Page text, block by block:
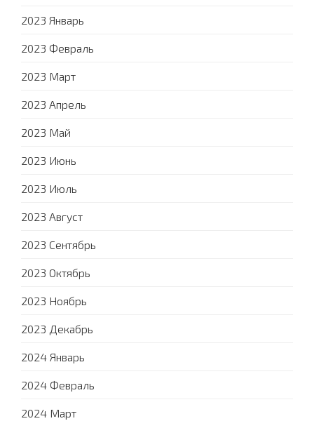
2023 Январь
2023 Февраль
2023 Март
2023 Апрель
2023 Май
2023 Июнь
2023 Июль
2023 Август
2023 Сентябрь
2023 Октябрь
2023 Ноябрь
2023 Декабрь
2024 Январь
2024 Февраль
2024 Март